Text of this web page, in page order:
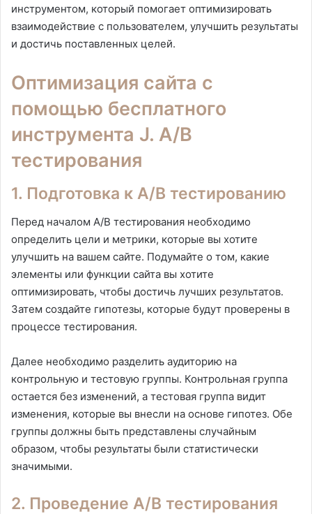
инструментом, который помогает оптимизировать
взаимодействие с пользователем, улучшить результаты
и достичь поставленных целей.
Оптимизация сайта с
помощью бесплатного
инструмента J. A/B
тестирования
1. Подготовка к A/B тестированию
Перед началом A/B тестирования необходимо
определить цели и метрики, которые вы хотите
улучшить на вашем сайте. Подумайте о том, какие
элементы или функции сайта вы хотите
оптимизировать, чтобы достичь лучших результатов.
Затем создайте гипотезы, которые будут проверены в
процессе тестирования.
Далее необходимо разделить аудиторию на
контрольную и тестовую группы. Контрольная группа
остается без изменений, а тестовая группа видит
изменения, которые вы внесли на основе гипотез. Обе
группы должны быть представлены случайным
образом, чтобы результаты были статистически
значимыми.
2. Проведение A/B тестирования